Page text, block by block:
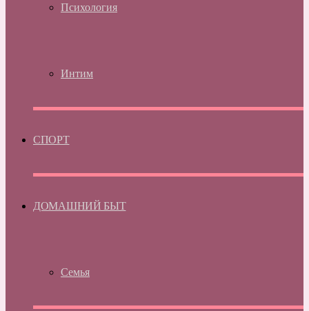
Психология
Интим
СПОРТ
ДОМАШНИЙ БЫТ
Семья